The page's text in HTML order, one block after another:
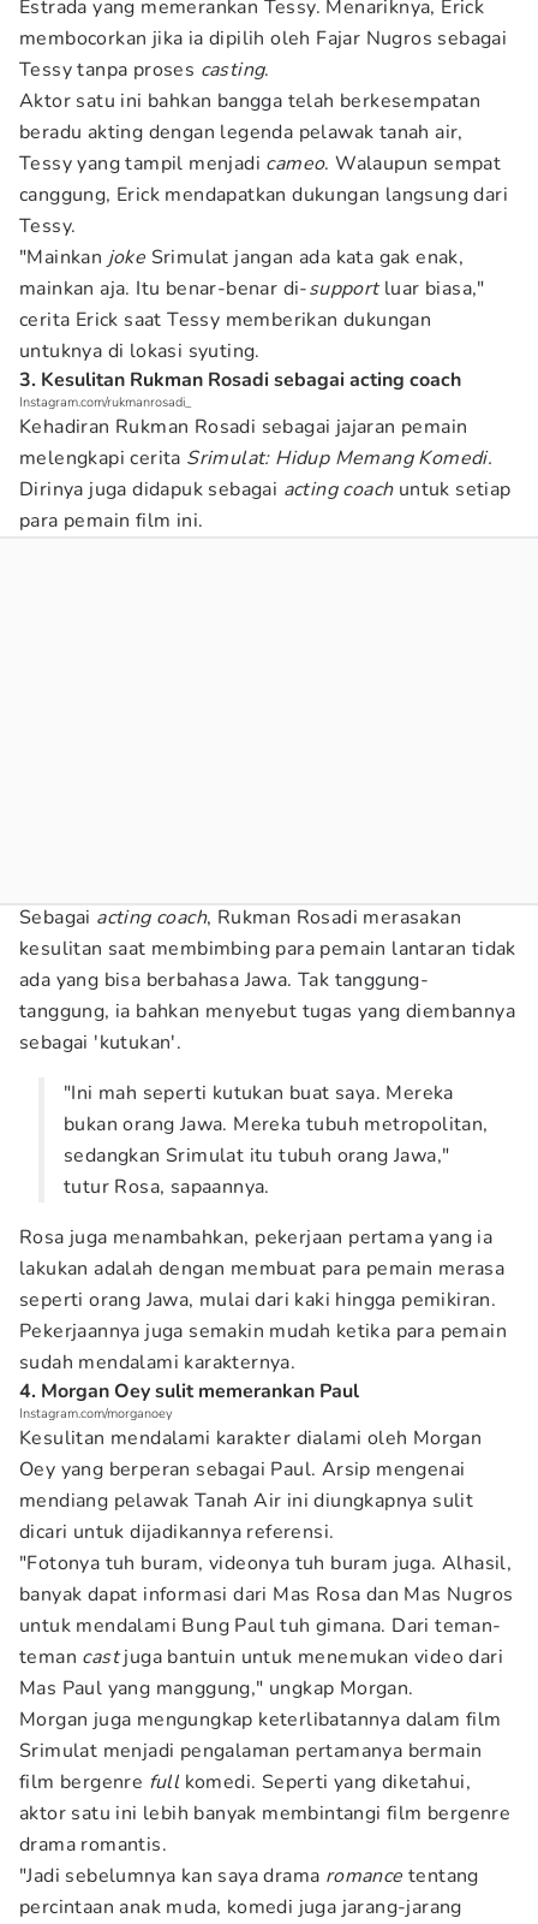
Estrada yang memerankan Tessy. Menariknya, Erick
membocorkan jika ia dipilih oleh Fajar Nugros sebagai
Tessy tanpa proses casting.
Aktor satu ini bahkan bangga telah berkesempatan
beradu akting dengan legenda pelawak tanah air,
Tessy yang tampil menjadi cameo. Walaupun sempat
canggung, Erick mendapatkan dukungan langsung dari
Tessy.
"Mainkan joke Srimulat jangan ada kata gak enak,
mainkan aja. Itu benar-benar di-supportluar biasa,"
cerita Erick saat Tessy memberikan dukungan
untuknya di lokasi syuting.
3. Kesulitan Rukman Rosadi sebagai acting coach
Instagram.com/rukmanrosadi_
Kehadiran Rukman Rosadi sebagai jajaran pemain
melengkapi cerita Srimulat: Hidup Memang Komedi.
Dirinya juga didapuk sebagai acting coachuntuk setiap
para pemain film ini.
Sebagai acting coach, Rukman Rosadi merasakan
kesulitan saat membimbing para pemain lantaran tidak
ada yang bisa berbahasa Jawa. Tak tanggung-
tanggung, ia bahkan menyebut tugas yang diembannya
sebagai 'kutukan'.
"Ini mah seperti kutukan buat saya. Mereka
bukan orang Jawa. Mereka tubuh metropolitan,
sedangkan Srimulat itu tubuh orang Jawa,"
tutur Rosa, sapaannya.
Rosa juga menambahkan, pekerjaan pertama yang ia
lakukan adalah dengan membuat para pemain merasa
seperti orang Jawa, mulai dari kaki hingga pemikiran.
Pekerjaannya juga semakin mudah ketika para pemain
sudah mendalami karakternya.
4. Morgan Oey sulit memerankan Paul
Instagram.com/morganoey
Kesulitan mendalami karakter dialami oleh Morgan
Oey yang berperan sebagai Paul. Arsip mengenai
mendiang pelawak Tanah Air ini diungkapnya sulit
dicari untuk dijadikannya referensi.
"Fotonya tuh buram, videonya tuh buram juga. Alhasil,
banyak dapat informasi dari Mas Rosa dan Mas Nugros
untuk mendalami Bung Paul tuh gimana. Dari teman-
teman castjuga bantuin untuk menemukan video dari
Mas Paul yang manggung," ungkap Morgan.
Morgan juga mengungkap keterlibatannya dalam film
Srimulat menjadi pengalaman pertamanya bermain
film bergenre fullkomedi. Seperti yang diketahui,
aktor satu ini lebih banyak membintangi film bergenre
drama romantis.
"Jadi sebelumnya kan saya drama romance tentang
percintaan anak muda, komedi juga jarang-jarang